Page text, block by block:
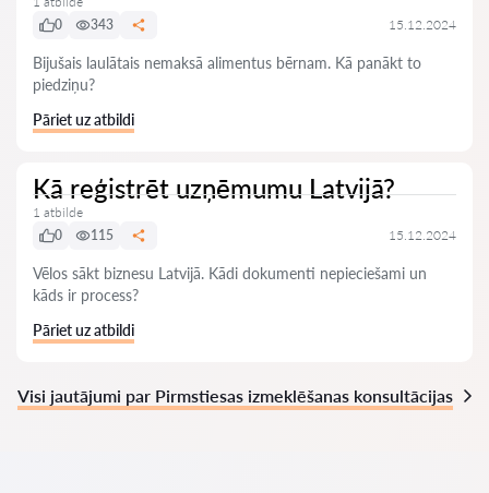
0
343 15.12.2024
Bijušais laulātais nemaksā alimentus bērnam. Kā panākt to
piedziņu?
Pāriet uz atbildi
Kā reģistrēt uzņēmumu Latvijā?
1 atbilde
0
115 15.12.2024
Vēlos sākt biznesu Latvijā. Kādi dokumenti nepieciešami un
kāds ir process?
Pāriet uz atbildi
Visi jautājumi par Pirmstiesas izmeklēšanas konsultācijas